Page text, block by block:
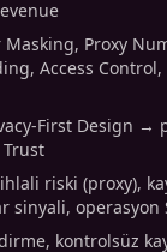
Proxy
Access Control,
First Design →
riski (proxy),
sinyali, operasyon
kontrolsüz